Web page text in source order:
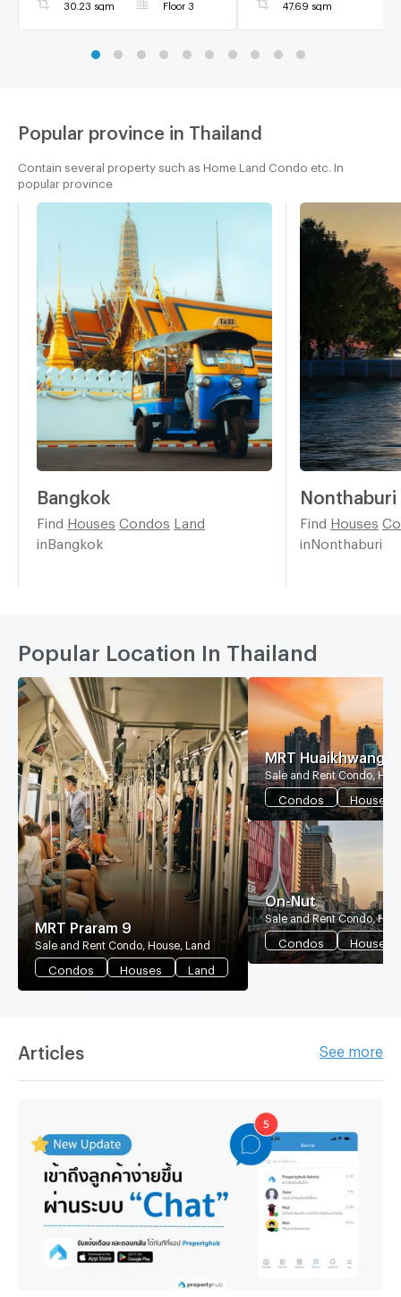
30.23 sqm Floor 3 47.69 sqm
Popular province in Thailand
Contain several property such as Home Land Condo etc. In
popular province
Bangkok
Find Houses Condos Land
inBangkok
Nonthaburi
Find Houses
inNonthaburi
Popular Location In Thailand
MRT Praram 9
Sale and Rent Condo, House, Land
Condos Houses Land
MRT Huaikhwang
Sale and Rent Condo,
Condos Houses
On-Nut
Sale and Rent Condo,
Condos Houses
Articles See more